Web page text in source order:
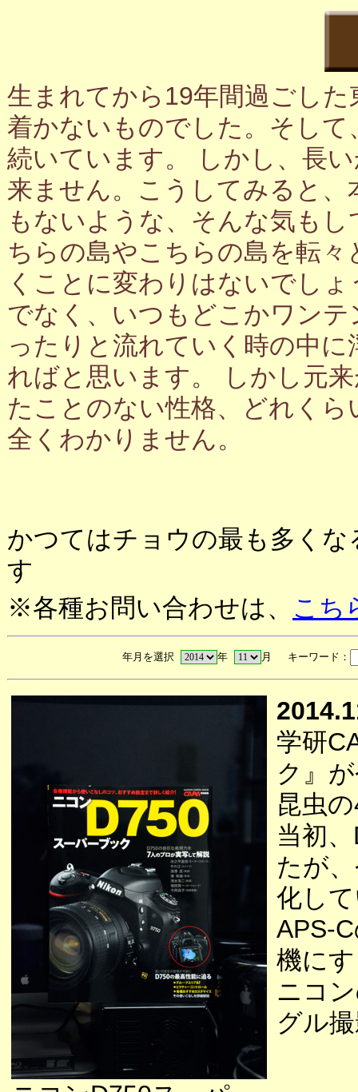
生まれてから19年間過ごし
着かないものでした。そし
続いています。 しかし、長
来ません。こうしてみると
もないような、そんな気も
ちらの島やこちらの島を転
くことに変わりはないでし
でなく、いつもどこかワン
ったりと流れていく時の中
ればと思います。 しかし元
たことのない性格、どれく
全くわかりません。
かつてはチョウの最も多く
す
※各種お問い合わせは、 こち
年月を選択 年 月 キーワード：
学研
ク』
昆虫
当初
たが
化し
APS-
機に
ニコ
グル